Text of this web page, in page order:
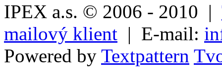
IPEX a.s. © 2006 - 2010 |
mailový klient | E-mail:
Powered by Textpattern